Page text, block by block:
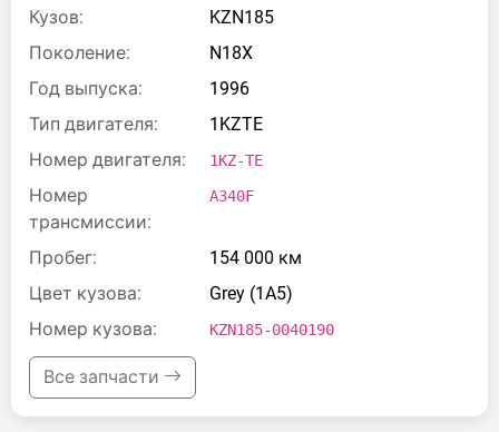
Кузов:
KZN185
Поколение:
N18X
Год выпуска:
1996
Тип двигателя:
1KZTE
Номер двигателя:
1KZ-TE
Номер
трансмиссии:
A340F
Пробег:
154 000 км
Цвет кузова:
Grey (1A5)
Номер кузова:
KZN185-0040190
Все запчасти